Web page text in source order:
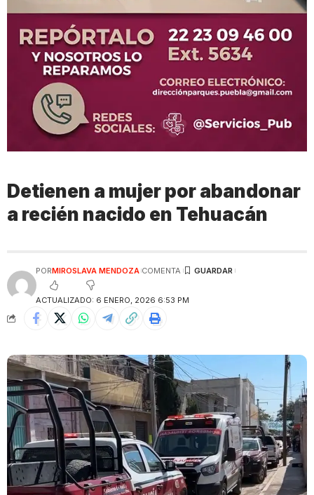
Detienen a mujer por abandonar
a recién nacido en Tehuacán
ACTUALIZADO: 6 ENERO, 2026 6:53 PM
PORMIROSLAVA MENDOZA COMENTA